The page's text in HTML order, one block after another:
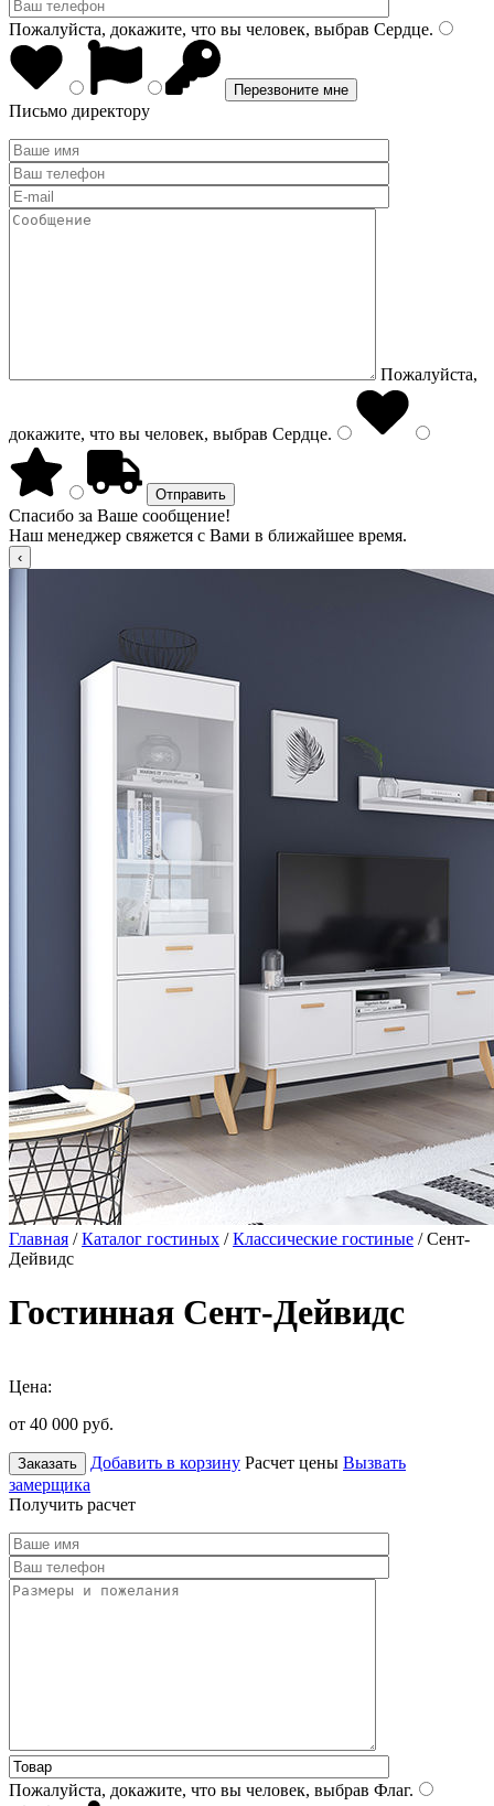
Пожалуйста, докажите, что вы человек, выбрав Сердце.
Письмо директору
Пожалуйста,
докажите, что вы человек, выбрав Сердце.
Спасибо за Ваше сообщение!
Наш менеджер свяжется с Вами в ближайшее время.
Главная /Каталог гостиных /Классические гостиные / Сент-
Дейвидс
Гостинная Сент-Дейвидс
Цена:
от 40 000 руб.
Заказать Добавить в корзину Расчет цены Вызвать
замерщика
Получить расчет
Пожалуйста, докажите, что вы человек, выбрав Флаг.